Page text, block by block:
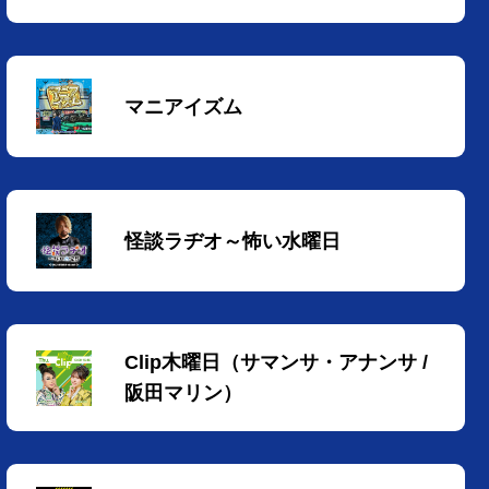
マニアイズム
怪談ラヂオ～怖い水曜日
Clip木曜日（サマンサ・アナンサ /
阪田マリン）